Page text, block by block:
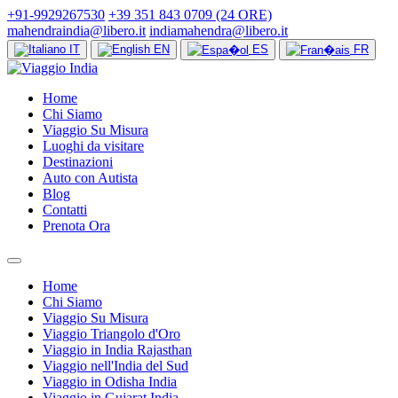
+91-9929267530 +39 351 843 0709 (24 ORE)
mahendraindia@libero.it indiamahendra@libero.it
IT EN ES FR
Home
Chi Siamo
Viaggio Su Misura
Luoghi da visitare
Destinazioni
Auto con Autista
Blog
Contatti
Prenota Ora
Home
Chi Siamo
Viaggio Su Misura
Viaggio Triangolo d'Oro
Viaggio in India Rajasthan
Viaggio nell'India del Sud
Viaggio in Odisha India